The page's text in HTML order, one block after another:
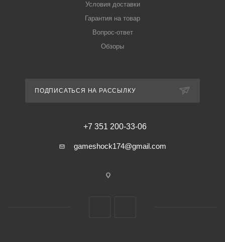
Условия доставки
Гарантия на товар
Вопрос-ответ
Обзоры
ПОДПИСАТЬСЯ НА РАССЫЛКУ
+7 351 200-33-06
gameshock174@gmail.com